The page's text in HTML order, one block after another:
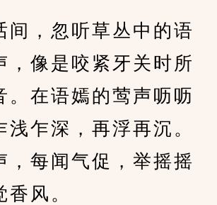
，忽听草丛中的语
，像是咬紧牙关时所
。在语嫣的莺声呖呖
浅乍深，再浮再沉。
，每闻气促，举摇摇
风。